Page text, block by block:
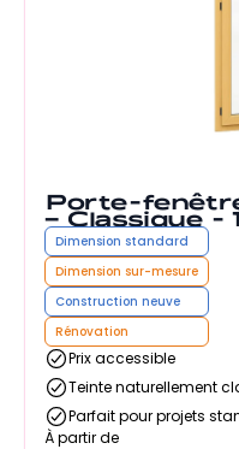
Porte-
– Classique -
Dimension standard
Dimension sur-mesure
Construction neuve
Rénovation
Prix accessible
Teinte naturellement
Parfait pour projets
À partir de